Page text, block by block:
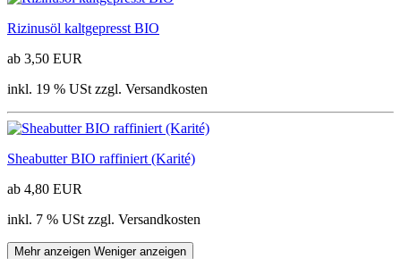
Rizinusöl kaltgepresst BIO
ab 3,50 EUR
inkl. 19 % USt zzgl. Versandkosten
Sheabutter BIO raffiniert (Karité)
ab 4,80 EUR
inkl. 7 % USt zzgl. Versandkosten
Mehr anzeigen Weniger anzeigen